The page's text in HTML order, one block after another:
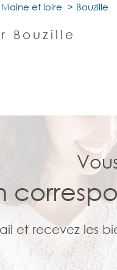
Maine et loire Bouzille
Bouzille
et recevez les